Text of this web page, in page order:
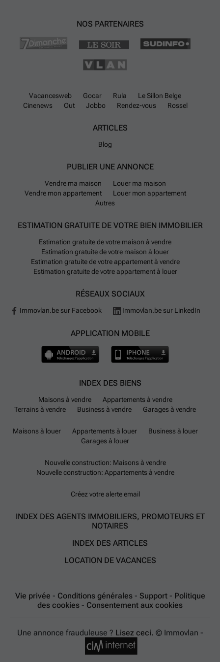
NOS PARTENAIRES
Vacancesweb Gocar Rula
Le Sillon Belge
Cinenews
Out Jobbo Rendez-vous Rossel
ARTICLES
Blog
PUBLIER UNE ANNONCE
Vendre ma maison
Louer ma maison
Vendre mon appartement
Louer mon appartement
Autres
ESTIMATION GRATUITE DE VOTRE BIEN IMMOBILIER
Estimation gratuite de votre maison à vendre
Estimation gratuite de votre maison à louer
Estimation gratuite de votre appartement à vendre
Estimation gratuite de votre appartement à louer
RÉSEAUX SOCIAUX
Immovlan.be sur Facebook Immovlan.be sur LinkedIn
APPLICATION MOBILE
INDEX DES BIENS
Maisons à vendre
Appartements à vendre
Terrains à vendre
Business à vendre Garages à vendre
Maisons à louer Appartements à louer
Business à louer
Garages à louer
Nouvelle construction: Maisons à vendre
Nouvelle construction: Appartements à vendre
Créez votre alerte email
INDEX DES AGENTS IMMOBILIERS, PROMOTEURS ET
NOTAIRES
INDEX DES ARTICLES
LOCATION DE VACANCES
Vie privée - Conditions générales - Support - Politique
des cookies - Consentement aux cookies
Une annonce frauduleuse ? Lisez ceci. © Immovlan -